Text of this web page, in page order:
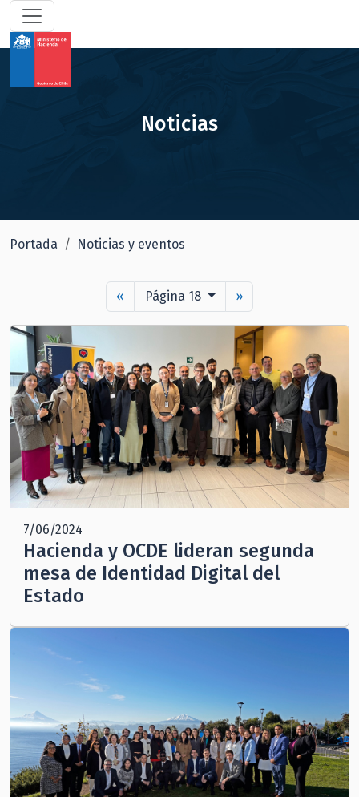
Noticias
Portada Noticias y eventos
« Página 18 »
7/06/2024
Hacienda y OCDE lideran segunda
mesa de Identidad Digital del
Estado